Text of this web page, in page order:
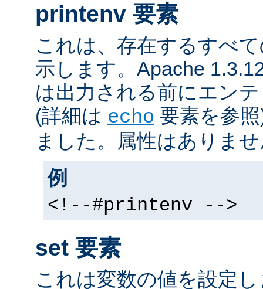
printenv 要素
これは、存在するすべ
示します。Apache
は出力される前にエン
(詳細は echo 要素を参
ました。属性はありま
例
<!--#printenv -->
set 要素
これは変数の値を設定